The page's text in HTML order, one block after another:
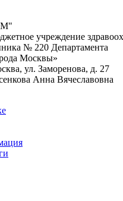
учреждение
№ 220 Департамента
Москвы»
ул. Заморенова, д. 27
Анна Вячеславовна